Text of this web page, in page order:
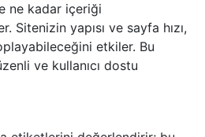
ne kadar içeriği
Sitenizin yapısı ve sayfa hızı,
etkiler. Bu
ve kullanıcı dostu